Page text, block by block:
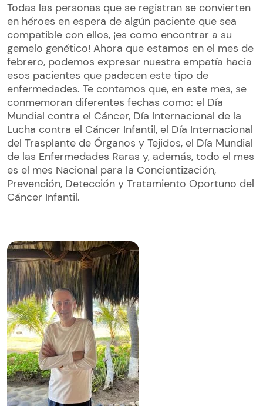
Todas las personas que se registran se convierten
en héroes en espera de algún paciente que sea
compatible con ellos, ¡es como encontrar a su
gemelo genético! Ahora que estamos en el mes de
febrero, podemos expresar nuestra empatía hacia
esos pacientes que padecen este tipo de
enfermedades. Te contamos que, en este mes, se
conmemoran diferentes fechas como: el Día
Mundial contra el Cáncer, Día Internacional de la
Lucha contra el Cáncer Infantil, el Día Internacional
del Trasplante de Órganos y Tejidos, el Día Mundial
de las Enfermedades Raras y, además, todo el mes
es el mes Nacional para la Concientización,
Prevención, Detección y Tratamiento Oportuno del
Cáncer Infantil.